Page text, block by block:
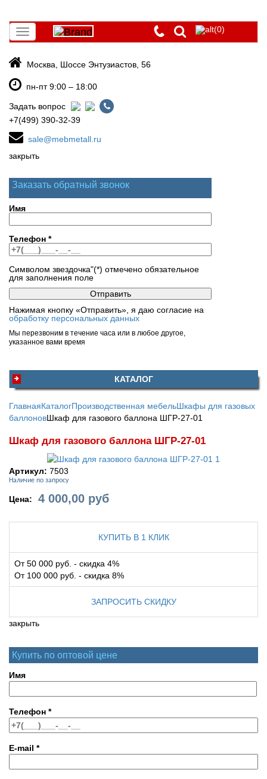
Toggle
navigation
(0)
Москва, Шоссе Энтузиастов, 56
пн-пт 9:00 – 18:00
Задать вопрос
+7(499) 390-32-39
sale@mebmetall.ru
закрыть
Заказать обратный звонок
Имя
Телефон *
Символом звездочка"(*) отмечено обязательное
для заполнения поле
Нажимая кнопку «Отправить», я даю согласие на
обработку персональных данных
Мы перезвоним в течение часа или в любое другое,
указанное вами время
КАТАЛОГ
ГлавнаяКаталогПроизводственная мебельШкафы для газовых
баллоновШкаф для газового баллона ШГР-27-01
Шкаф для газового баллона ШГР-27-01
Артикул: 7503
Наличие по запросу
Цена: 4 000,00 руб
КУПИТЬ В 1 КЛИК
От 50 000 руб. - скидка 4%
От 100 000 руб. - скидка 8%
ЗАПРОСИТЬ СКИДКУ
закрыть
Купить по оптовой цене
Имя
Телефон *
E-mail *